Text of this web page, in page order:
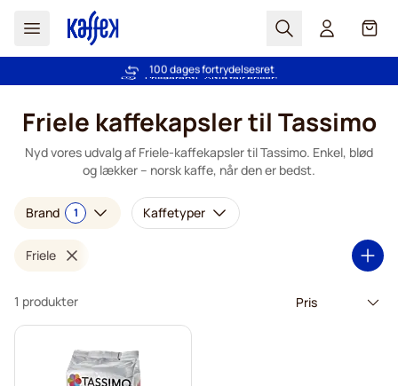
Søg Cart
Fri fragt ved køb over 349 kr.
100 dages fortrydelsesret
Friele kaffekapsler til Tassimo
Nyd vores udvalg af Friele-kaffekapsler til Tassimo. Enkel, blød
og lækker – norsk kaffe, når den er bedst.
Brand 1 Kaffetyper
Friele
1 produkter